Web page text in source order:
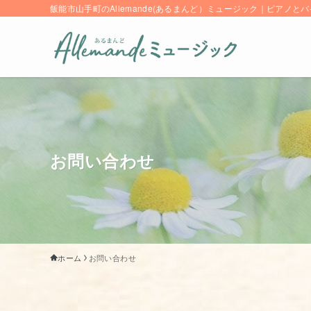
飯能市山手町のAllemande(あるまんど）ミュージック｜ピアノと
お問い合わせ
ホーム お問い合わせ